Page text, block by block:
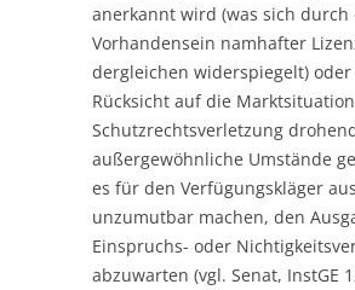
anerkannt wird (was sich durch
Vorhandensein namhafter
dergleichen widerspiegelt)
Rücksicht auf die
Schutzrechtsverletzung
außergewöhnliche Umstände
es für den Verfügungskläger
unzumutbar machen, den
Einspruchs- oder
abzuwarten (vgl. Senat, InstGE